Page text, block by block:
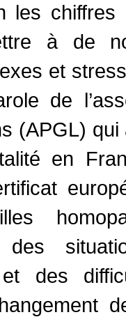
les
à de
et
de
(APGL)
en
des